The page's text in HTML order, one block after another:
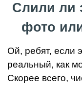
Слили ли
фото
Ой, ребят, если
реальный, как
Скорее всего,